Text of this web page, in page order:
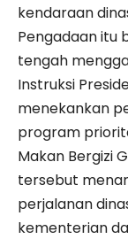
kendaraan
Pengadaan itu
tengah
Instruksi
menekankan
program
Makan Bergizi
tersebut
perjalanan
kementerian